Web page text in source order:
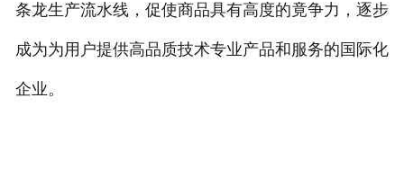
条龙生产流水线，促使商品具有高度的竟争力，逐步
成为为用户提供高品质技术专业产品和服务的国际化
企业。